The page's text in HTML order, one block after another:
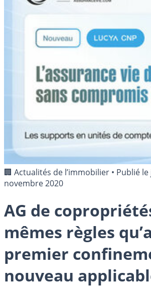
🏢 Actualités de l’immobilier • Publié le
novembre 2020
AG de
mêmes règles
premier
nouveau